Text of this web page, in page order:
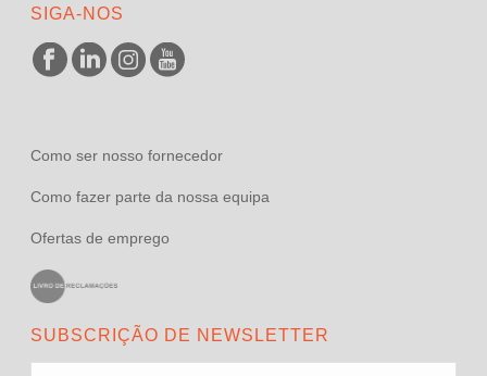
SIGA-NOS
Como ser nosso fornecedor
Como fazer parte da nossa equipa
Ofertas de emprego
SUBSCRIÇÃO DE NEWSLETTER